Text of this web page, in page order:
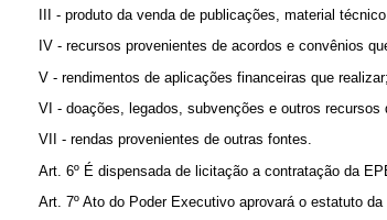
III - produto da venda de publicações, material
IV - recursos provenientes de acordos e convênios
V - rendimentos de aplicações financeiras que realizar;
VI - doações, legados, subvenções e outros
VII - rendas provenientes de outras fontes.
Art. 6º É dispensada de licitação a contratação da
Art. 7º Ato do Poder Executivo aprovará o estatuto da